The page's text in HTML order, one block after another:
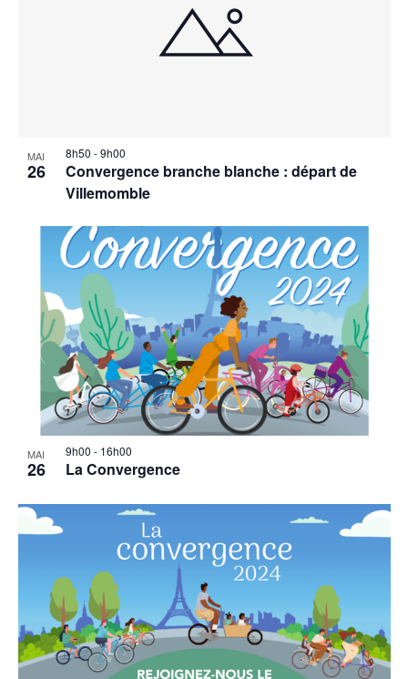
MAI
26
Convergence branche blanche : départ de
Villemomble
8h50 -9h00
MAI
26 La Convergence
9h00 - 16h00